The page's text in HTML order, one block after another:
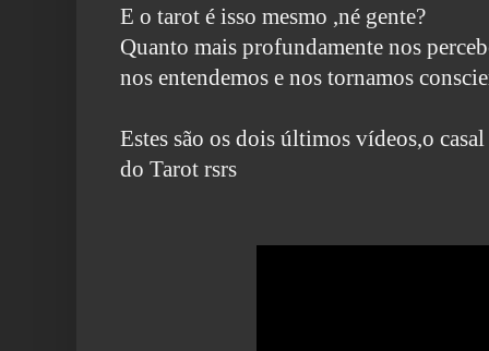
E o tarot é isso mesmo ,né gente?
Quanto mais profundamente nos
nos entendemos e nos tornamos
Estes são os dois últimos vídeos,o
do Tarot rsrs